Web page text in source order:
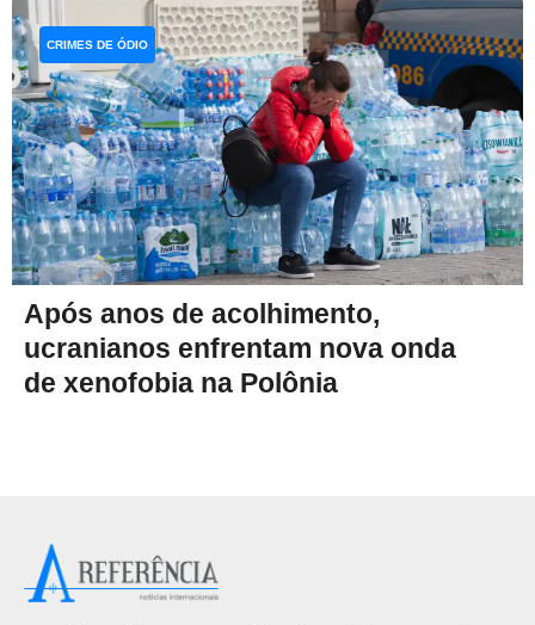
Após anos de acolhimento,
ucranianos enfrentam nova onda
de xenofobia na Polônia
CRIMES DE ÓDIO